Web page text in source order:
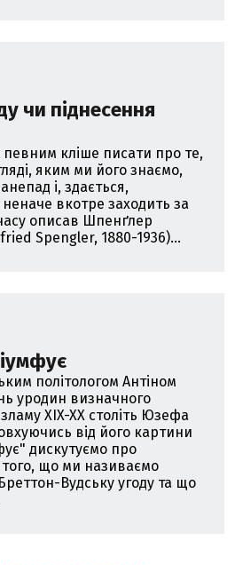
чи піднесення
певним кліше писати про те,
яким ми його знаємо,
і, здається,
неначе вкотре заходить за
описав Шпенґлер
Spengler, 1880-1936)...
політологом Антіном
уродин визначного
XIX-XX століть Юзефа
від його картини
дискутуємо про
що ми називаємо
Вудську угоду та що